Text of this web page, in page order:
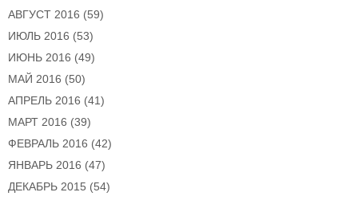
АВГУСТ 2016 (59)
ИЮЛЬ 2016 (53)
ИЮНЬ 2016 (49)
МАЙ 2016 (50)
АПРЕЛЬ 2016 (41)
МАРТ 2016 (39)
ФЕВРАЛЬ 2016 (42)
ЯНВАРЬ 2016 (47)
ДЕКАБРЬ 2015 (54)